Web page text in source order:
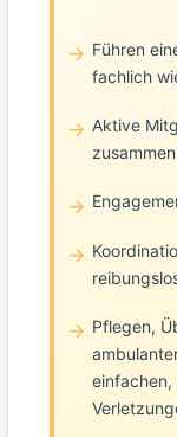
Führen
fachlich
Aktive
Pflegen,
einfachen,